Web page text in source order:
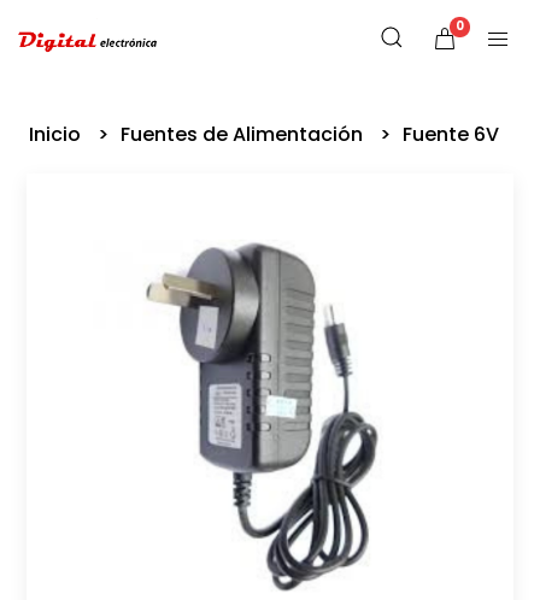
0
Inicio Fuentes de Alimentación Fuente 6V